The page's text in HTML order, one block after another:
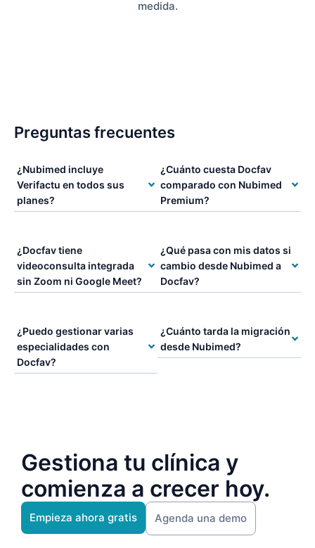
medida.
Preguntas frecuentes
¿Nubimed incluye
Verifactu en todos sus
planes?
¿Docfav tiene
videoconsulta integrada
sin Zoom ni Google Meet?
¿Puedo gestionar varias
especialidades con
Docfav?
¿Cuánto cuesta Docfav
comparado con Nubimed
Premium?
¿Qué pasa con mis datos si
cambio desde Nubimed a
Docfav?
¿Cuánto tarda la migración
desde Nubimed?
Gestiona tu clínica y
comienza a crecer hoy.
Empieza ahora gratis Agenda una demo